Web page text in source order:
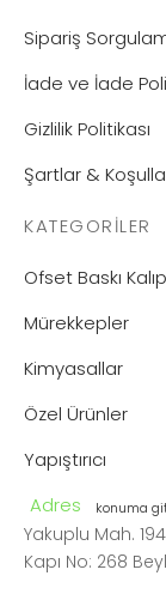
Sipariş
İade ve İade
Gizlilik Politikası
Şartlar &
KATEGORILER
Ofset Baskı
Mürekkepler
Kimyasallar
Özel Ürünler
Yapıştırıcı
Adres
konuma
Yakuplu Mah.
Kapı No: 268